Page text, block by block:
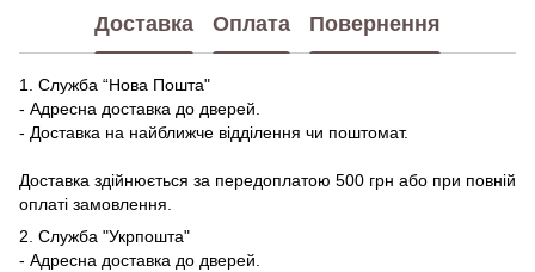
Доставка Оплата Повернення
1. Служба “Нова Пошта"
- Адресна доставка до дверей.
- Доставка на найближче відділення чи поштомат.
Доставка здійнюється за передоплатою 500 грн або при повній
оплаті замовлення.
2. Служба "Укрпошта"
- Адресна доставка до дверей.